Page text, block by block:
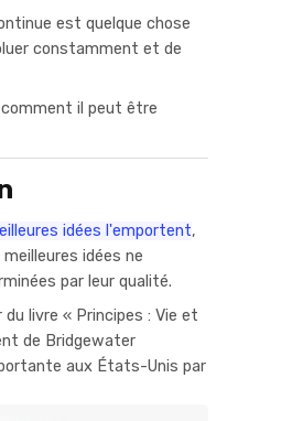
est quelque chose
constamment et de
il peut être
idées l'emportent,
idées ne
par leur qualité.
livre « Principes : Vie et
de Bridgewater
aux États-Unis par